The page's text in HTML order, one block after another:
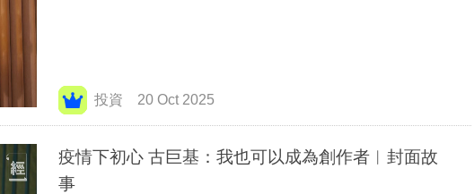
投資 20 Oct 2025
疫情下初心 古巨基：我也可以成為創作者︳封面故
事